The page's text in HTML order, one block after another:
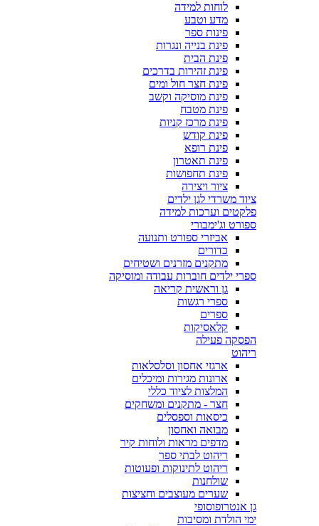
לוחות למידה
מדע וטבע
פינות ספר
פינת בנייה ונגרות
פינת הבית
פינת זהירות בדרכים
פינת חצר חול ומים
פינת מוסיקה וקשב
פינת מטבח
פינת מרכז קניות
פינת קודש
פינת רופא
פינת תאטרון
פינת תחפושות
ציור ויצירה
ציוד משרדי לגן ילדים
פלקטים וערכות למידה
ספורט וג'ימבורי
אביזרי ספורט ותנועה
כדורים
מתקנים מזרנים ושטיחים
ספרי ילדים חוברות עבודה ומוסיקה
גן וראשית קריאה
ספרי רגשות
ספרים
קלאסיקות
הפסקה פעילה
ריהוט
ארגזי אחסון וסלסלאות
ארונות מגירות ומיכלים
המלצות לציוד כללי
חצר - מתקנים ומשחקים
כיסאות וספסלים
מבואה ואחסון
מדפים מראות ולוחות קיר
ריהוט לבתי ספר
ריהוט לתינוקות ופעוטות
שולחנות
שערים מעוצבים וחציצות
גן אנטרופוסופי
ימי הולדת ומסיבות